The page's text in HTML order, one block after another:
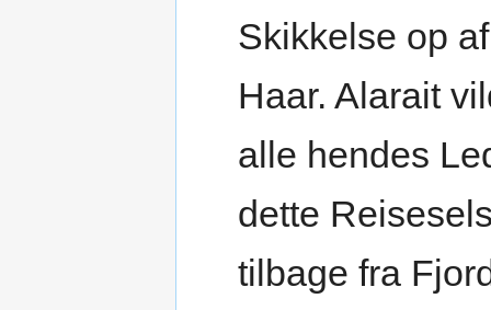
Skikkelse op
Haar. Alarait
alle hendes
dette
tilbage fra